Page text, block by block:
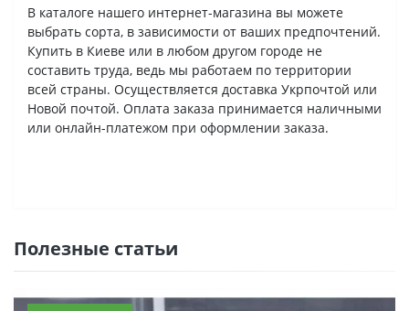
В каталоге нашего интернет-магазина вы можете
выбрать сорта, в зависимости от ваших предпочтений.
Купить в Киеве или в любом другом городе не
составить труда, ведь мы работаем по территории
всей страны. Осуществляется доставка Укрпочтой или
Новой почтой. Оплата заказа принимается наличными
или онлайн-платежом при оформлении заказа.
Полезные статьи